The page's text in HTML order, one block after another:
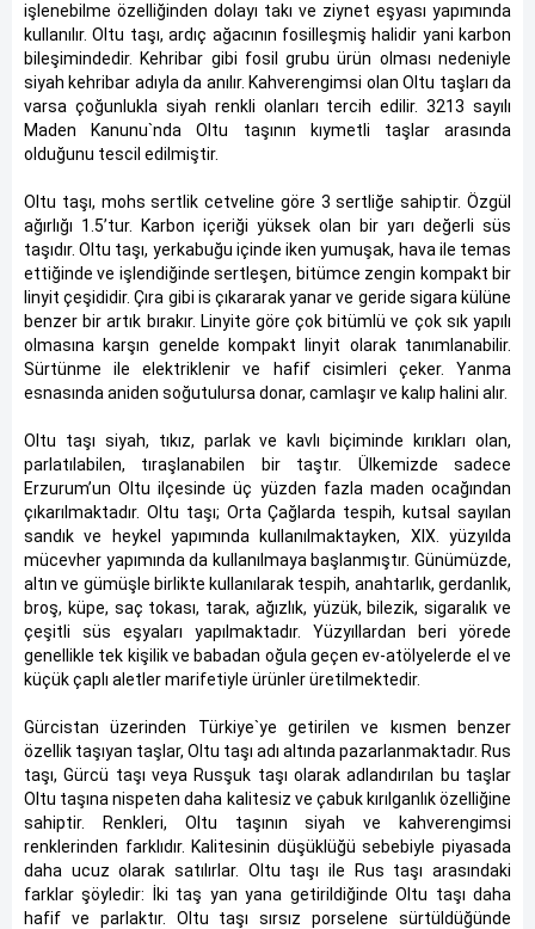
işlenebilme özelliğinden dolayı takı ve ziynet eşyası yapımında
kullanılır. Oltu taşı, ardıç ağacının fosilleşmiş halidir yani karbon
bileşimindedir. Kehribar gibi fosil grubu ürün olması nedeniyle
siyah kehribar adıyla da anılır. Kahverengimsi olan Oltu taşları da
varsa çoğunlukla siyah renkli olanları tercih edilir. 3213 sayılı
Maden Kanunu`nda Oltu taşının kıymetli taşlar arasında
olduğunu tescil edilmiştir.
Oltu taşı, mohs sertlik cetveline göre 3 sertliğe sahiptir. Özgül
ağırlığı 1.5’tur. Karbon içeriği yüksek olan bir yarı değerli süs
taşıdır. Oltu taşı, yerkabuğu içinde iken yumuşak, hava ile temas
ettiğinde ve işlendiğinde sertleşen, bitümce zengin kompakt bir
linyit çeşididir. Çıra gibi is çıkararak yanar ve geride sigara külüne
benzer bir artık bırakır. Linyite göre çok bitümlü ve çok sık yapılı
olmasına karşın genelde kompakt linyit olarak tanımlanabilir.
Sürtünme ile elektriklenir ve hafif cisimleri çeker. Yanma
esnasında aniden soğutulursa donar, camlaşır ve kalıp halini alır.
Oltu taşı siyah, tıkız, parlak ve kavlı biçiminde kırıkları olan,
parlatılabilen, tıraşlanabilen bir taştır. Ülkemizde sadece
Erzurum’un Oltu ilçesinde üç yüzden fazla maden ocağından
çıkarılmaktadır. Oltu taşı; Orta Çağlarda tespih, kutsal sayılan
sandık ve heykel yapımında kullanılmaktayken, XIX. yüzyılda
mücevher yapımında da kullanılmaya başlanmıştır. Günümüzde,
altın ve gümüşle birlikte kullanılarak tespih, anahtarlık, gerdanlık,
broş, küpe, saç tokası, tarak, ağızlık, yüzük, bilezik, sigaralık ve
çeşitli süs eşyaları yapılmaktadır. Yüzyıllardan beri yörede
genellikle tek kişilik ve babadan oğula geçen ev-atölyelerde el ve
küçük çaplı aletler marifetiyle ürünler üretilmektedir.
Gürcistan üzerinden Türkiye`ye getirilen ve kısmen benzer
özellik taşıyan taşlar, Oltu taşı adı altında pazarlanmaktadır. Rus
taşı, Gürcü taşı veya Rusşuk taşı olarak adlandırılan bu taşlar
Oltu taşına nispeten daha kalitesiz ve çabuk kırılganlık özelliğine
sahiptir. Renkleri, Oltu taşının siyah ve kahverengimsi
renklerinden farklıdır. Kalitesinin düşüklüğü sebebiyle piyasada
daha ucuz olarak satılırlar. Oltu taşı ile Rus taşı arasındaki
farklar şöyledir: İki taş yan yana getirildiğinde Oltu taşı daha
hafif ve parlaktır. Oltu taşı sırsız porselene sürtüldüğünde